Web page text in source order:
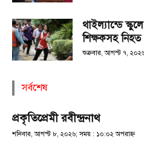
থাইল্যান্ডে
শিক্ষকসহ
শুক্রবার, আগস্ট ৭,
সর্বশেষ
প্রকৃতিপ্রেমী রবীন্দ্রনাথ
শনিবার, আগস্ট ৮, ২০২৬; সময় : ১০:০২ অপরাহ্ণ